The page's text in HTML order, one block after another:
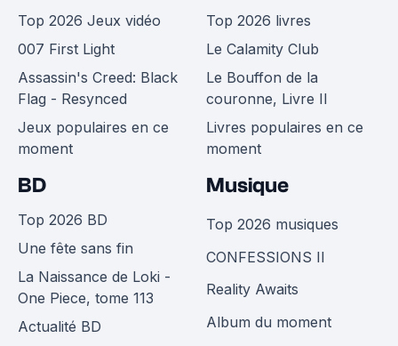
Top 2026 Jeux vidéo
007 First Light
Assassin's Creed: Black
Flag - Resynced
Jeux populaires en ce
moment
Top 2026 livres
Le Calamity Club
Le Bouffon de la
couronne, Livre II
Livres populaires en ce
moment
BD
Top 2026 BD
Une fête sans fin
La Naissance de Loki -
One Piece, tome 113
Actualité BD
Musique
Top 2026 musiques
CONFESSIONS II
Reality Awaits
Album du moment